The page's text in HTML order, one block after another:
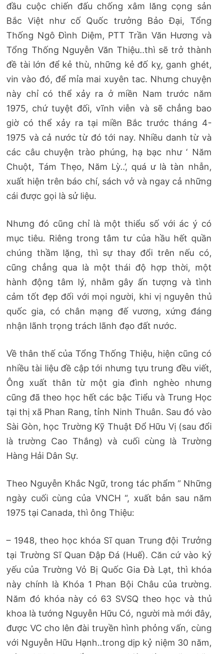
đầu cuộc chiến đấu chống xâm lăng cọng sản
Bắc Việt như cố Quốc trưởng Bảo Đại, Tổng
Thống Ngô Đình Diệm, PTT Trần Văn Hương và
Tổng Thống Nguyễn Văn Thiệu..thì sẽ trở thành
đề tài lớn để kẻ thù, những kẻ đố kỵ, ganh ghét,
vin vào đó, để mỉa mai xuyên tac. Nhưng chuyện
này chỉ có thể xảy ra ở miền Nam trước năm
1975, chứ tuyệt đối, vĩnh viễn và sẽ chẳng bao
giờ có thể xảy ra tại miền Bắc trước tháng 4-
1975 và cả nước từ đó tới nay. Nhiều danh từ và
các câu chuyện trào phúng, hạ bạc như ‘ Năm
Chuột, Tám Thẹo, Năm Lỳ..’, quá ư là tàn nhẫn,
xuất hiện trên báo chí, sách vở và ngay cả những
cái được gọi là sử liệu.
Nhưng đó cũng chỉ là một thiểu số với ác ý có
mục tiêu. Riêng trong tâm tư của hầu hết quần
chúng thầm lặng, thì sự thay đổi trên nếu có,
cũng chẳng qua là một thái độ hợp thời, một
hành động tâm lý, nhằm gây ấn tượng và tình
cảm tốt đẹp đối với mọi người, khi vị nguyên thủ
quốc gia, có chân mạng đế vương, xứng đáng
nhận lãnh trọng trách lãnh đạo đất nước.
Về thân thế của Tổng Thống Thiệu, hiện cũng có
nhiều tài liệu đề cập tới nhưng tựu trung đều viết,
Ông xuất thân từ một gia đình nghèo nhưng
cũng đã theo học hết các bậc Tiểu và Trung Học
tại thị xã Phan Rang, tỉnh Ninh Thuân. Sau đó vào
Sài Gòn, học Trường Kỹ Thuật Đổ Hữu Vị (sau đổi
là trường Cao Thắng) và cuối cùng là Trường
Hàng Hải Dân Sự.
Theo Nguyễn Khắc Ngữ, trong tác phẩm ” Những
ngày cuối cùng của VNCH “, xuất bản sau năm
1975 tại Canada, thì ông Thiệu:
– 1948, theo học khóa Sĩ quan Trung đội Trưởng
tại Trường Sĩ Quan Đập Đá (Huế). Căn cứ vào kỷ
yếu của Trường Vỏ Bị Quốc Gia Đà Lạt, thì khóa
này chính là Khóa 1 Phan Bội Châu của trường.
Năm đó khóa này có 63 SVSQ theo học và thủ
khoa là tướng Nguyễn Hữu Có, người mà mới đây,
được VC cho lên đài truyền hình phỏng vấn, cùng
với Nguyễn Hữu Hạnh..trong dịp kỷ niệm 30 năm,